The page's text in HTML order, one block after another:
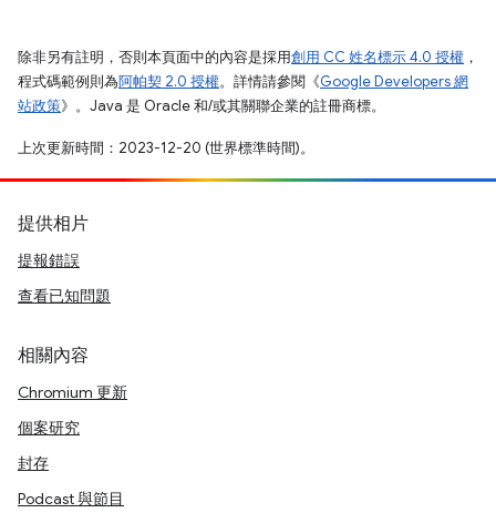
除非另有註明，否則本頁面中的內容是採用創用 CC 姓名標示 4.0 授權 ，
程式碼範例則為阿帕契 2.0 授權。詳情請參閱《Google Developers 網
站政策》。Java 是 Oracle 和/或其關聯企業的註冊商標。
上次更新時間：2023-12-20 (世界標準時間)。
提供相片
提報錯誤
查看已知問題
相關內容
Chromium 更新
個案研究
封存
Podcast 與節目